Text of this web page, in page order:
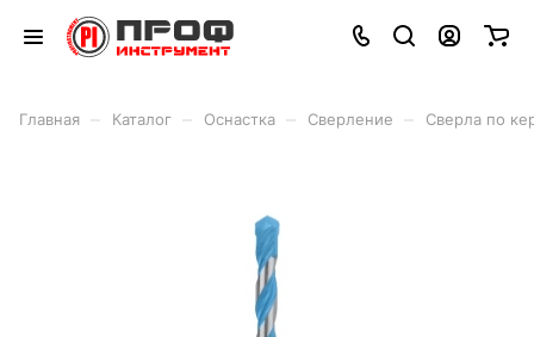
Главная Каталог Оснастка Сверление Сверла по